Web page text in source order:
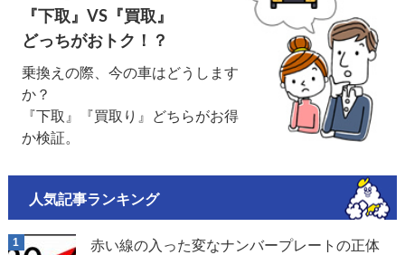
『下取』VS『買取』
どっちがおトク！？
乗換えの際、今の車はどうします
か？
『下取』『買取り』どちらがお得
か検証。
人気記事ランキング
赤い線の入った変なナンバープレートの正体